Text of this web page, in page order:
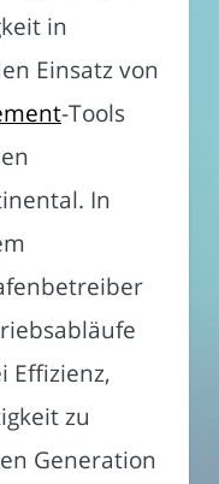
in
Einsatz von
-Tools
In
Effizienz,
zu
Generation